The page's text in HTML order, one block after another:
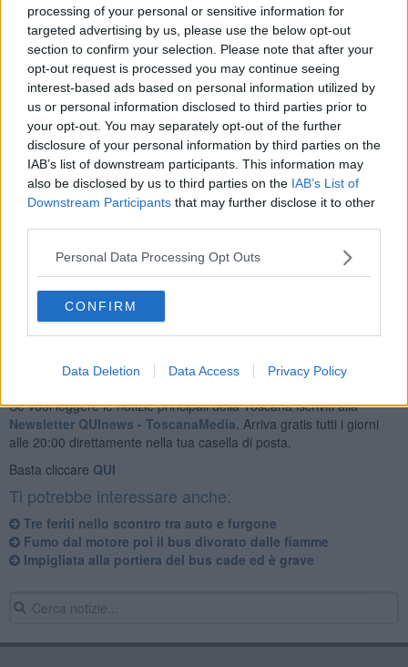
processing of your personal or sensitive information for
targeted advertising by us, please use the below opt-out
section to confirm your selection. Please note that after your
opt-out request is processed you may continue seeing
interest-based ads based on personal information utilized by
us or personal information disclosed to third parties prior to
your opt-out. You may separately opt-out of the further
disclosure of your personal information by third parties on the
IAB’s list of downstream participants. This information may
also be disclosed by us to third parties on the IAB’s List of
Downstream Participants that may further disclose it to other
Personal Data Processing Opt Outs
CONFIRM
Data Deletion Data Access Privacy Policy
LIVORNO —Incidente nel pomeriggio di oggi in via Magenta dove,
per cause in corso di accertamento, un bus di linea avrebbe urtato
un camion dei rifiuti.
In seguito al sinistro, uno dei vetri laterali del mezzo di trasporto
pubblico è andato in frantumi, senza conseguenze per i passeggeri
a bordo, tutti illesi.
Secondo una prima ricostruzione il bus avrebbe urtato lateralmente
il mezzo adibito alla raccolta differenziata. Sul posto per i rilievi, è
Se vuoi leggere le notizie principali della Toscana iscriviti alla
Newsletter QUInews - ToscanaMedia. Arriva gratis tutti i giorni
alle 20:00 direttamente nella tua casella di posta.
Basta cliccare QUI
Ti potrebbe interessare anche:
Tre feriti nello scontro tra auto e furgone
Fumo dal motore poi il bus divorato dalle fiamme
Impigliata alla portiera del bus cade ed è grave